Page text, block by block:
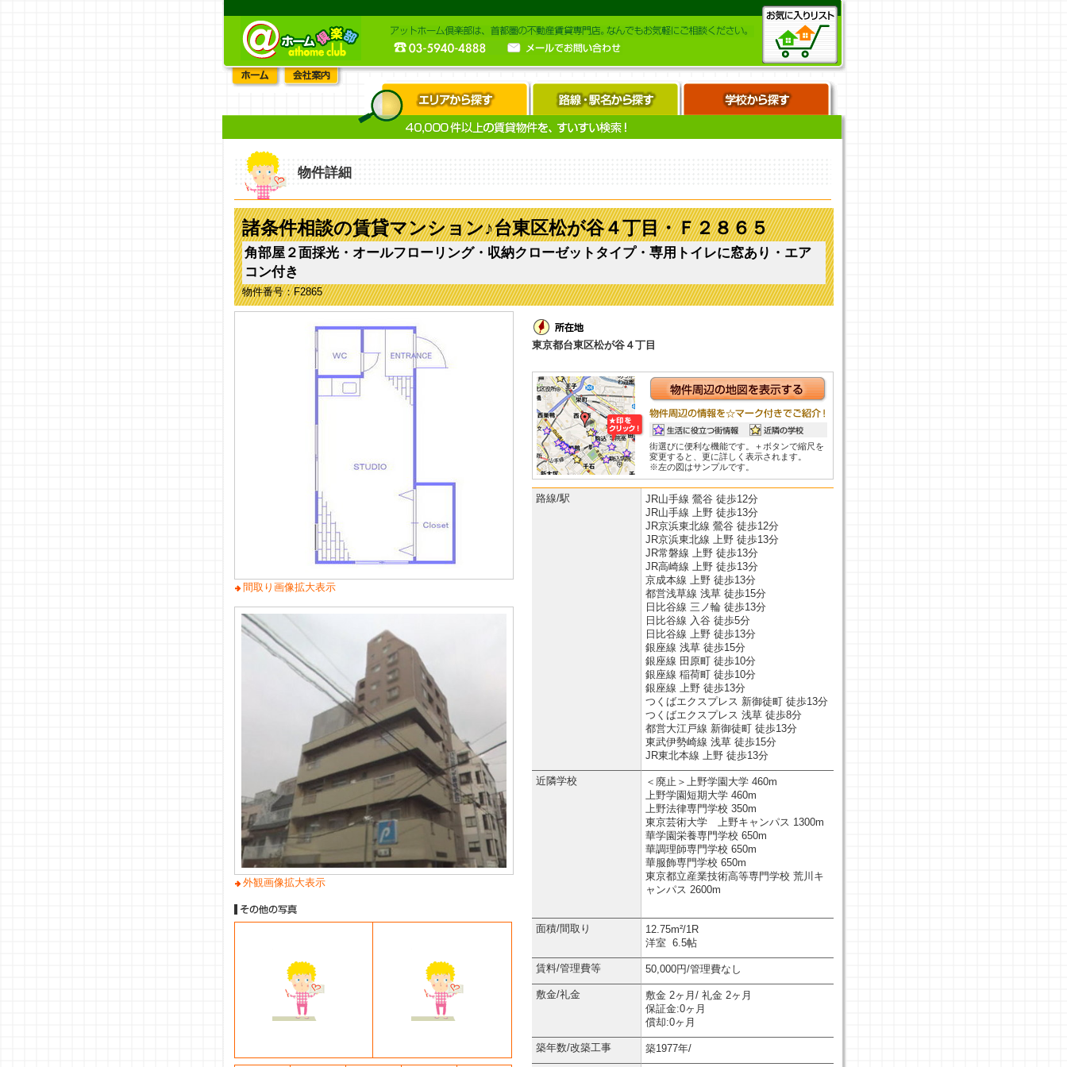
物件詳細
諸条件相談の賃貸マンション♪台東区松が谷４丁目・Ｆ２８６５
角部屋２面採光・オールフローリング・収納クローゼットタイプ・専用トイレに窓あり・エア
コン付き
物件番号：F2865
東京都台東区松が谷４丁目
街選びに便利な機能です。＋ボタンで縮尺を
変更すると、更に詳しく表示されます。
※左の図はサンプルです。
路線/駅
JR山手線 鶯谷 徒歩12分
JR山手線 上野 徒歩13分
JR京浜東北線 鶯谷 徒歩12分
JR京浜東北線 上野 徒歩13分
JR常磐線 上野 徒歩13分
JR高崎線 上野 徒歩13分
京成本線 上野 徒歩13分
都営浅草線 浅草 徒歩15分
日比谷線 三ノ輪 徒歩13分
日比谷線 入谷 徒歩5分
日比谷線 上野 徒歩13分
銀座線 浅草 徒歩15分
銀座線 田原町 徒歩10分
銀座線 稲荷町 徒歩10分
銀座線 上野 徒歩13分
つくばエクスプレス 新御徒町 徒歩13分
つくばエクスプレス 浅草 徒歩8分
都営大江戸線 新御徒町 徒歩13分
東武伊勢崎線 浅草 徒歩15分
JR東北本線 上野 徒歩13分
近隣学校
＜廃止＞上野学園大学 460m
上野学園短期大学 460m
上野法律専門学校 350m
東京芸術大学 上野キャンパス 1300m
華学園栄養専門学校 650m
華調理師専門学校 650m
華服飾専門学校 650m
東京都立産業技術高等専門学校 荒川キ
ャンパス 2600m
面積/間取り
12.75m²/1R
洋室 6.5帖
賃料/管理費等 50,000円/管理費なし
敷金/礼金
敷金 2ヶ月/ 礼金 2ヶ月
保証金:0ヶ月
償却:0ヶ月
築年数/改築工事 築1977年/
間取り画像拡大表示
外観画像拡大表示